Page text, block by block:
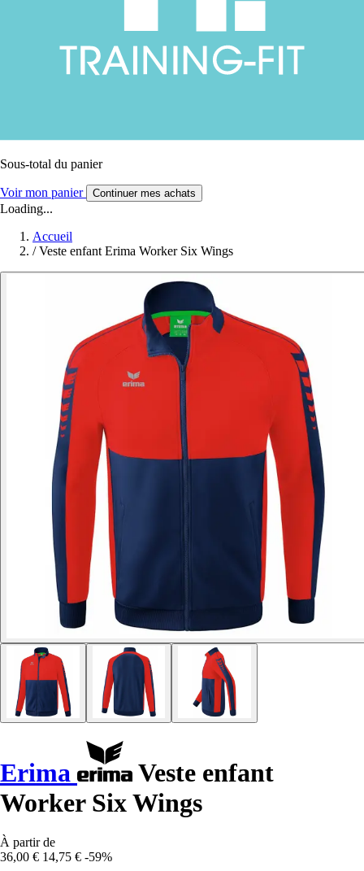
Sous-total du panier
Voir mon panier Continuer mes achats
Loading...
Accueil
/ Veste enfant Erima Worker Six Wings
Erima
Veste enfant
Worker Six Wings
À partir de
36,00 € 14,75 € -59%